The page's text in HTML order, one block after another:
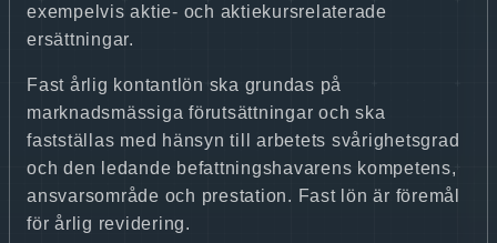
exempelvis aktie- och aktiekursrelaterade
ersättningar.
Fast årlig kontantlön ska grundas på
marknadsmässiga förutsättningar och ska
fastställas med hänsyn till arbetets svårighetsgrad
och den ledande befattningshavarens kompetens,
ansvarsområde och prestation. Fast lön är föremål
för årlig revidering.